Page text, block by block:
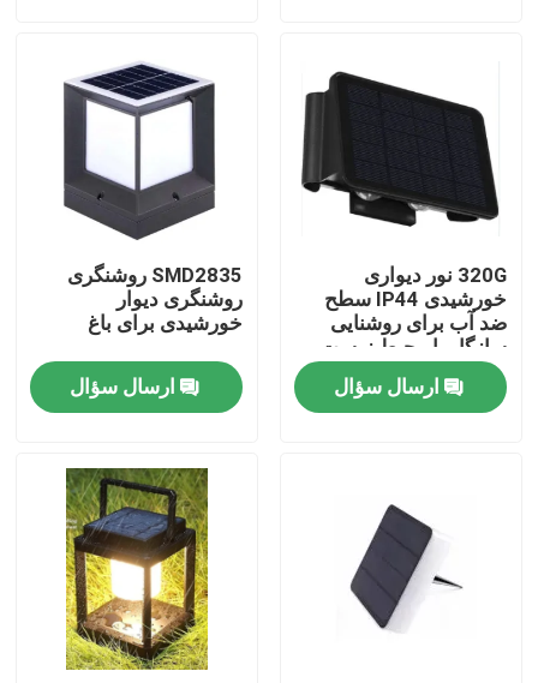
فیلم های
نمایش واقعیت مجازی
درباره ما
تور کارخانه
با ما تماس بگیرید
درخواست نقل قول
320G نور دیواری
خورشیدی IP44 سطح
ضد آب برای روشنایی
سازگار با محیط زیست
ارسال سؤال
SMD2835 روشنگری
روشنگری دیوار
خورشیدی برای باغ
ارسال سؤال